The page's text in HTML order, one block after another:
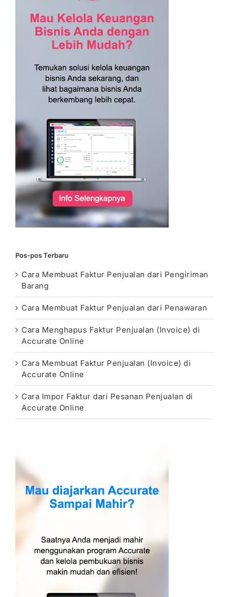
Pos-pos Terbaru
Cara Membuat Faktur Penjualan dari Pengiriman
Barang
Cara Membuat Faktur Penjualan dari Penawaran
Cara Menghapus Faktur Penjualan (Invoice) di
Accurate Online
Cara Membuat Faktur Penjualan (Invoice) di
Accurate Online
Cara Impor Faktur dari Pesanan Penjualan di
Accurate Online